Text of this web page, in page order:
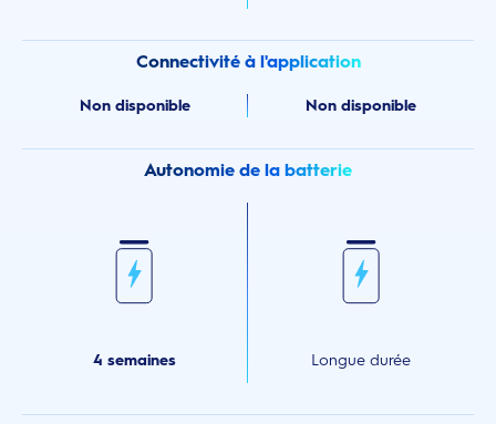
Connectivité à l'application
Non disponible Non disponible
Autonomie de la batterie
4 semaines Longue durée